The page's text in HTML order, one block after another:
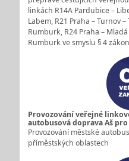
linkách R14A Pardubice –
Labem, R21 Praha – Turnov
Rumburk, R24 Praha –
Rumburk ve smyslu § 4
Provozování veřejné
autobusová doprava Aš
Provozování městské
příměstských oblastech